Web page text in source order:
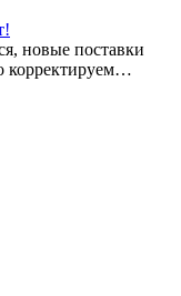
новые поставки
корректируем…